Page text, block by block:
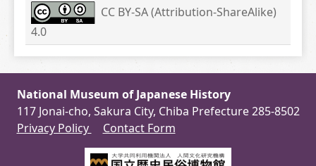
CC BY-SA (Attribution-ShareAlike)
4.0
National Museum of Japanese History
117 Jonai-cho, Sakura City, Chiba Prefecture 285-8502
Privacy Policy
Contact Form